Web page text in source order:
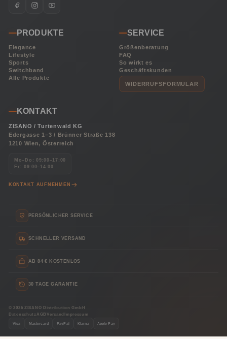
PRODUKTE
Elegance
Lifestyle
Sports
Switchband
Alle Produkte
SERVICE
Größenberatung
FAQ
So wirkt es
Geschäftskunden
WIDERRUFSFORMULAR
KONTAKT
ZISANO / Turtenwald KG
Edergasse 1–3 / Brünner Straße 138
1210 Wien, Österreich
Mo–Do: 09:00–17:00
Fr: 09:00–14:00
KONTAKT AUFNEHMEN
PERSÖNLICHER SERVICE
SCHNELLER VERSAND
AB 84 € KOSTENLOS
30 TAGE GARANTIE
© 2026 ZISANO Distribution GmbH
DatenschutzAGBVersand Impressum
Visa Mastercard PayPal Klarna Apple Pay